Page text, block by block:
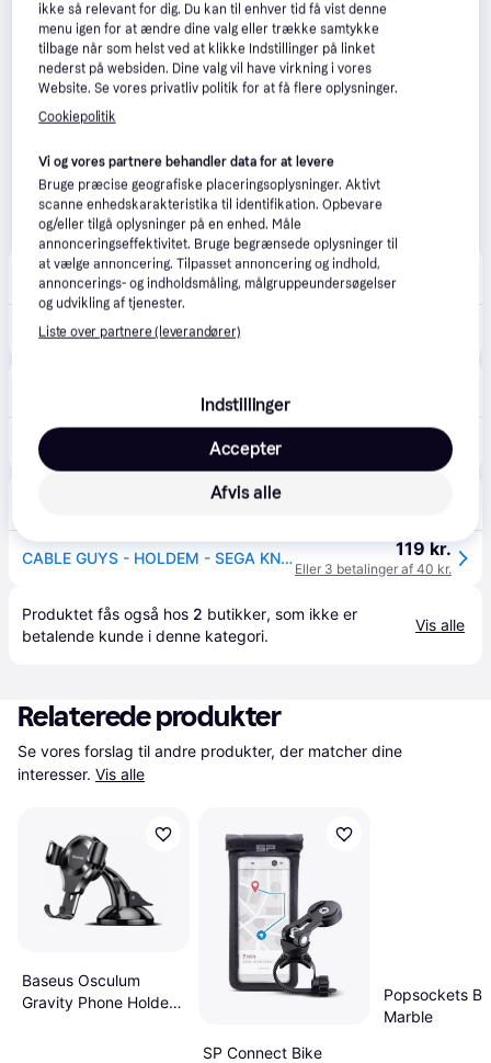
MaxGaming 4.5(13)
49 kr. fragt,1-3 dage
4-5 dage
Cable Guys SEGA KNUCKLES - Tilbehør til spillekonsol 149 kr.
Eller 3 betalinger af 50 kr.
CABLE GUYS - HOLDEM - SEGA KNUCKLES Konsol Tilbehør - Forventet levering: 7 hverdage 119 kr.
Eller 3 betalinger af 40 kr.
Produktet fås også hos 2 butikker, som ikke er
betalende kunde i denne kategori.
Vis alle
Relaterede produkter
Se vores forslag til andre produkter, der matcher dine
interesser. Vis alle
Baseus Osculum
Gravity Phone Holder
SP Connect Bike
Popsockets
Marble
ikke så relevant for dig. Du kan til enhver tid få vist denne
menu igen for at ændre dine valg eller trække samtykke
tilbage når som helst ved at klikke Indstillinger på linket
nederst på websiden. Dine valg vil have virkning i vores
Website. Se vores privatliv politik for at få flere oplysninger.
Cookiepolitik
Vi og vores partnere behandler data for at levere
Bruge præcise geografiske placeringsoplysninger. Aktivt
scanne enhedskarakteristika til identifikation. Opbevare
og/eller tilgå oplysninger på en enhed. Måle
annonceringseffektivitet. Bruge begrænsede oplysninger til
at vælge annoncering. Tilpasset annoncering og indhold,
annoncerings- og indholdsmåling, målgruppeundersøgelser
og udvikling af tjenester.
Liste over partnere (leverandører)
Indstillinger
Afvis alle
Accepter